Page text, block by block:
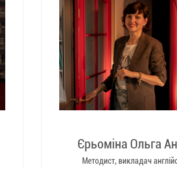
Єрьоміна Ольга
Методист, викладач